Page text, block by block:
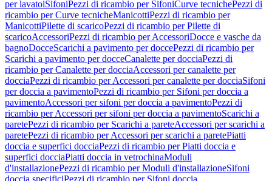
per lavatoiSifoniPezzi di ricambio per SifoniCurve tecnichePezzi di
ricambio per Curve tecnicheManicottiPezzi di ricambio per
ManicottiPilette di scaricoPezzi di ricambio per Pilette di
scaricoAccessoriPezzi di ricambio per AccessoriDocce e vasche da
bagnoDocceScarichi a pavimento per doccePezzi di ricambio per
Scarichi a pavimento per docceCanalette per docciaPezzi di
ricambio per Canalette per docciaAccessori per canalette per
docciaPezzi di ricambio per Accessori per canalette per docciaSifoni
per doccia a pavimentoPezzi di ricambio per Sifoni per doccia a
pavimentoAccessori per sifoni per doccia a pavimentoPezzi di
ricambio per Accessori per sifoni per doccia a pavimentoScarichi a
paretePezzi di ricambio per Scarichi a pareteAccessori per scarichi a
paretePezzi di ricambio per Accessori per scarichi a paretePiatti
doccia e superfici docciaPezzi di ricambio per Piatti doccia e
superfici docciaPiatti doccia in vetrochinaModuli
d'installazionePezzi di ricambio per Moduli d'installazioneSifoni
doccia specificiPezzi di ricambio per Sifoni doccia